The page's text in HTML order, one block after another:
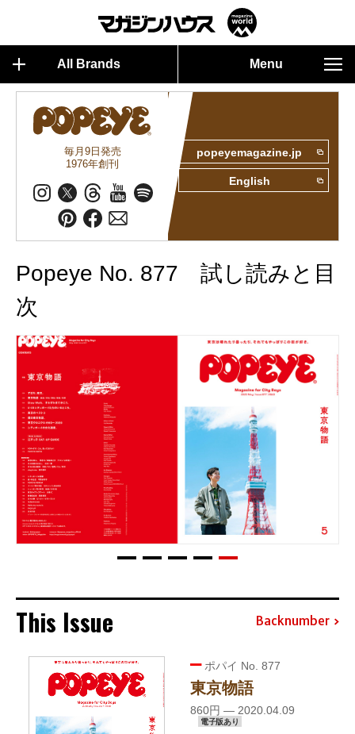
All Brands Menu
毎月9日発売
1976年創刊
popeyemagazine.jp
English
Popeye No. 877 試し読みと目
次
This Issue Backnumber
ポパイ No. 877
東京物語
860円 — 2020.04.09
電子版あり